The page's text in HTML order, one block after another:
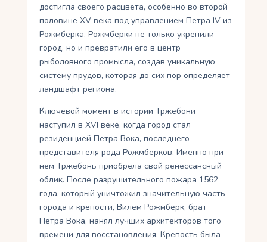
достигла своего расцвета, особенно во второй
половине XV века под управлением Петра IV из
Рожмберка. Рожмберки не только укрепили
город, но и превратили его в центр
рыболовного промысла, создав уникальную
систему прудов, которая до сих пор определяет
ландшафт региона.
Ключевой момент в истории Тржебони
наступил в XVI веке, когда город стал
резиденцией Петра Вока, последнего
представителя рода Рожмберков. Именно при
нём Тржебонь приобрела свой ренессансный
облик. После разрушительного пожара 1562
года, который уничтожил значительную часть
города и крепости, Вилем Рожмберк, брат
Петра Вока, нанял лучших архитекторов того
времени для восстановления. Крепость была